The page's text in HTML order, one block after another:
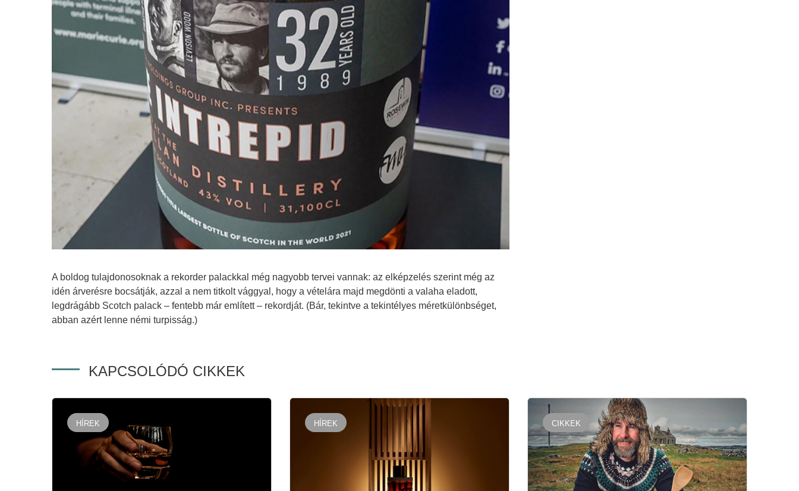
A boldog tulajdonosoknak a rekorder palackkal még nagyobb tervei vannak: az elképzelés szerint még az
idén árverésre bocsátják, azzal a nem titkolt vággyal, hogy a vételára majd megdönti a valaha eladott,
legdrágább Scotch palack – fentebb már említett – rekordját. (Bár, tekintve a tekintélyes méretkülönbséget,
abban azért lenne némi turpisság.)
KAPCSOLÓDÓ CIKKEK
HÍREK HÍREK CIKKEK